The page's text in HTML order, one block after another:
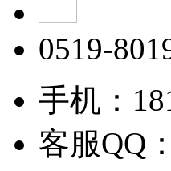
0519-
手机：
客服QQ